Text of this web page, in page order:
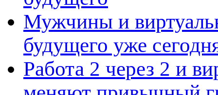
Мужчины и
будущего уже
Работа 2 через 2 и